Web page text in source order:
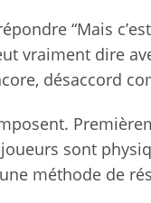
“Mais
vraiment dire
désaccord
sont
une méthode de